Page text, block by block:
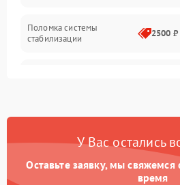
Поломка системы
стабилизации
2500 ₽
Неисправность системы
Поломка системы GPS 2000 ₽
У Вас остались
Оставьте заявку, мы
время